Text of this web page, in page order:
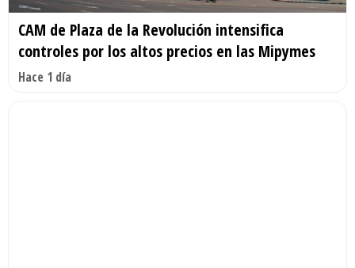
CAM de Plaza de la Revolución intensifica
controles por los altos precios en las Mipymes
Hace 1 día